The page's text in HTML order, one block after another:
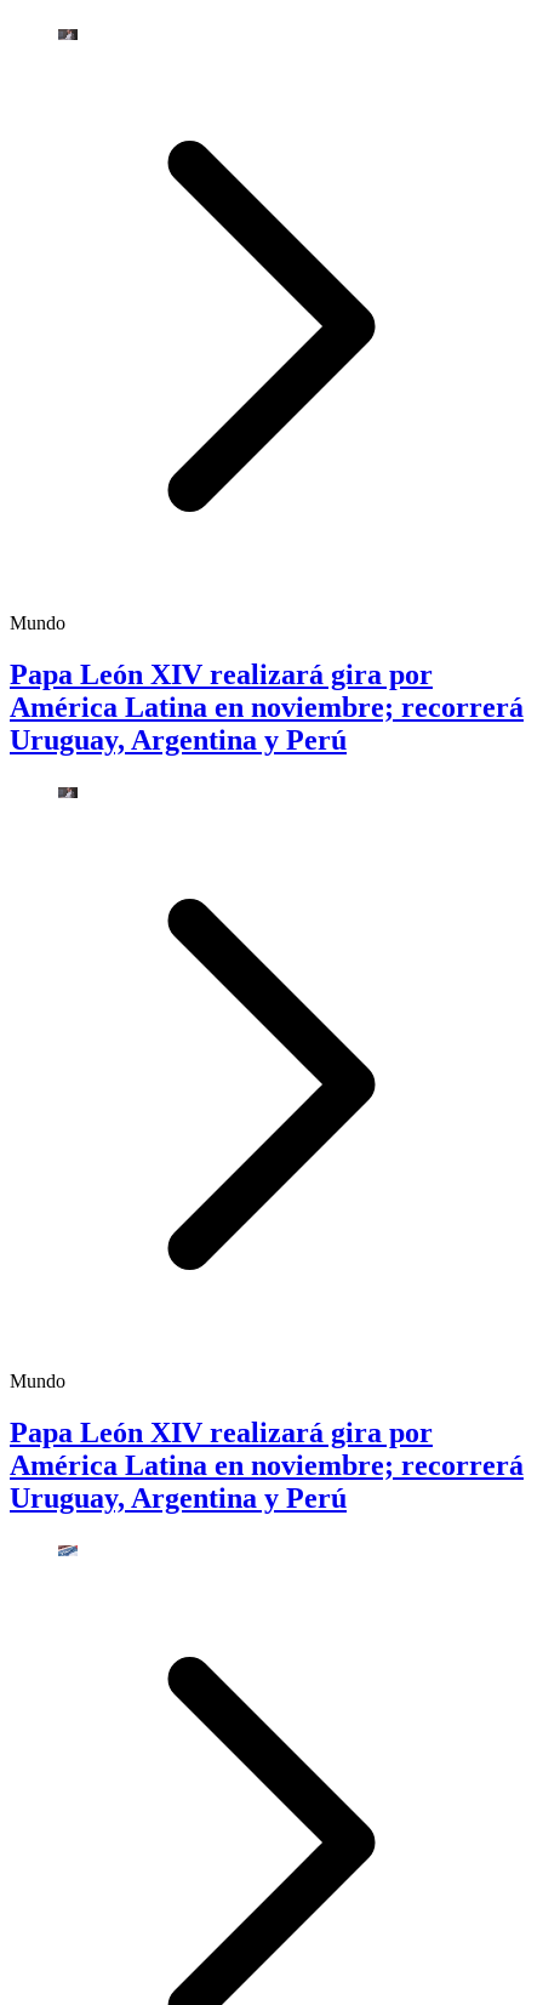
Mundo
Papa León XIV realizará gira por
América Latina en noviembre; recorrerá
Uruguay, Argentina y Perú
Mundo
Papa León XIV realizará gira por
América Latina en noviembre; recorrerá
Uruguay, Argentina y Perú